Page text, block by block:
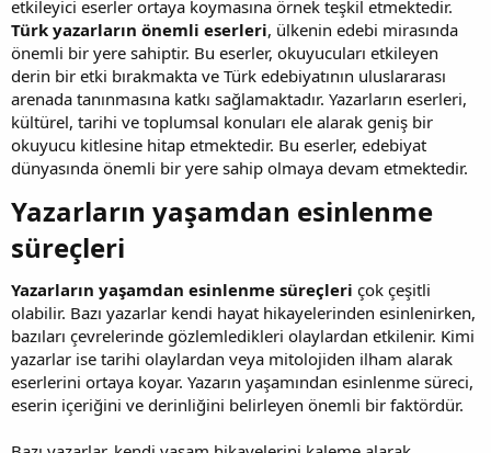
etkileyici eserler ortaya koymasına örnek teşkil etmektedir.
Türk yazarların önemli eserleri, ülkenin edebi mirasında
önemli bir yere sahiptir. Bu eserler, okuyucuları etkileyen
derin bir etki bırakmakta ve Türk edebiyatının uluslararası
arenada tanınmasına katkı sağlamaktadır. Yazarların eserleri,
kültürel, tarihi ve toplumsal konuları ele alarak geniş bir
okuyucu kitlesine hitap etmektedir. Bu eserler, edebiyat
dünyasında önemli bir yere sahip olmaya devam etmektedir.
Yazarların yaşamdan esinlenme
süreçleri​
Yazarların yaşamdan esinlenme süreçleri çok çeşitli
olabilir. Bazı yazarlar kendi hayat hikayelerinden esinlenirken,
bazıları çevrelerinde gözlemledikleri olaylardan etkilenir. Kimi
yazarlar ise tarihi olaylardan veya mitolojiden ilham alarak
eserlerini ortaya koyar. Yazarın yaşamından esinlenme süreci,
eserin içeriğini ve derinliğini belirleyen önemli bir faktördür.